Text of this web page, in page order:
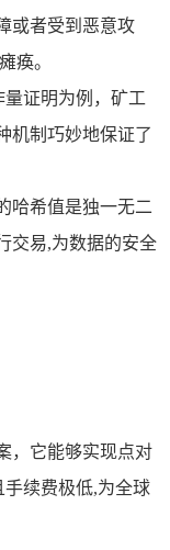
或者受到恶意攻
痪。
证明为例，矿工
机制巧妙地保证了
哈希值是独一无二
交易,为数据的安全
，它能够实现点对
续费极低,为全球